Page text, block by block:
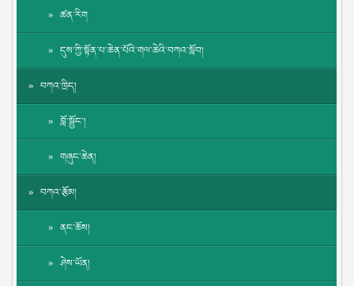
ཚན་རིག
དུས་ཀྱི་སྟོན་པ་ཆེན་པོའི་གལ་ཆེའི་བཀའ་སློབ།
བཀའ་ཁྲིད།
བློ་སྦྱོང་།
གཞུང་ཆེན།
བཀའ་རྩོམ།
ནང་ཆོས།
ཤེས་ཡོན།